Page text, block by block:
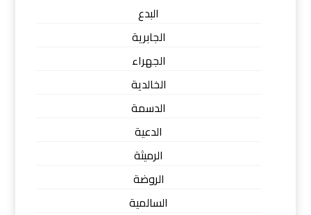
البدع
الجابرية
الجهراء
الخالدية
الدسمة
الدعية
الرميثة
الروضة
السالمية